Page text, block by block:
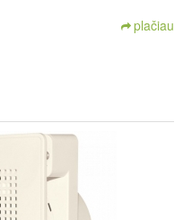
plačiau